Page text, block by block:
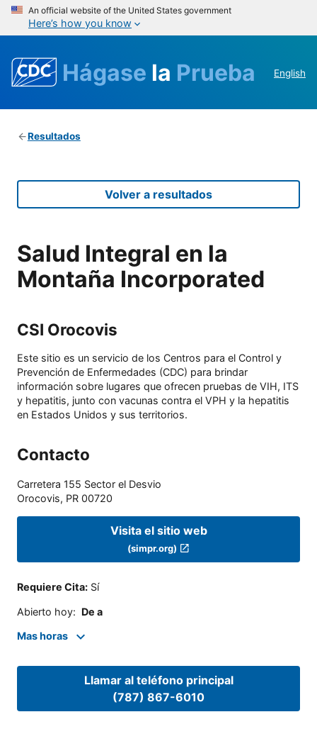
An official website of the United States government
Here’s how you know
Hágase la Prueba English
Resultados
Volver a resultados
Salud Integral en la
Montaña Incorporated
CSI Orocovis
Este sitio es un servicio de los Centros para el Control y
Prevención de Enfermedades (CDC) para brindar
información sobre lugares que ofrecen pruebas de VIH, ITS
y hepatitis, junto con vacunas contra el VPH y la hepatitis
en Estados Unidos y sus territorios.
Contacto
Carretera 155 Sector el Desvio
Orocovis, PR 00720
Visita el sitio web
(simpr.org)
Requiere Cita: Sí
Abierto hoy: De a
Mas horas
Llamar al teléfono principal
(787) 867-6010